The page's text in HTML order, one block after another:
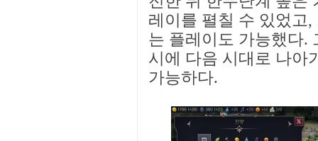
레이를 펼칠 수 있었고
는 플레이도 가능했다.
시에 다음 시대로 나아
가능하다.